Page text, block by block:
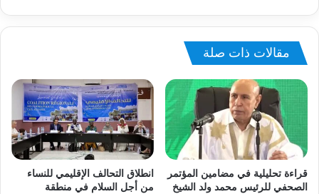
مقالات ذات صلة
قراءة تحليلية في مضامين المؤتمر
الصحفي للرئيس محمد ولد الشيخ
انطلاق التحالف الإقليمي للنساء
من أجل السلام في منطقة